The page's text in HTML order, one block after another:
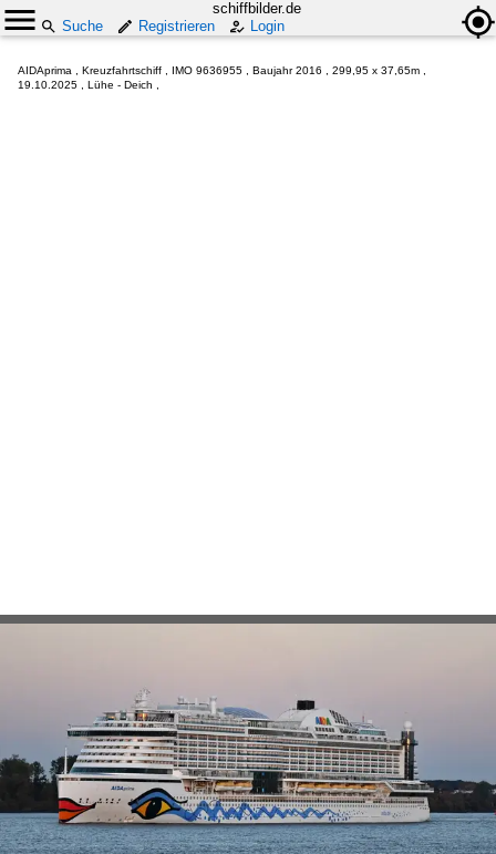
schiffbilder.de
Suche
Registrieren Login
AIDAprima , Kreuzfahrtschiff , IMO 9636955 , Baujahr 2016 , 299,95 x 37,65m ,
19.10.2025 , Lühe - Deich ,